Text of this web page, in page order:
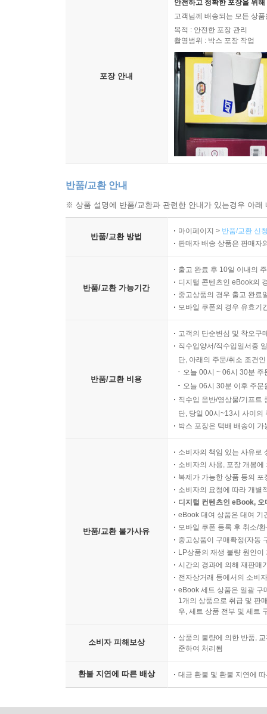
포장 안내
안전하고 정확한 포장을 위
고객님께 배송되는 모든 상
목적 : 안전한 포장 관리
촬영범위 : 박스 포장 작업
반품/교환 안내
※ 상품 설명에 반품/교환과 관련한 안내가 있는경우 아
반품/교환 방법
마이페이지 > 반품/교환 신
판매자 배송 상품은 판매자
반품/교환 가능기간
출고 완료 후 10일 이내의
디지털 콘텐츠인 eBook의
중고상품의 경우 출고 완료
모바일 쿠폰의 경우 유효기
반품/교환 비용
고객의 단순변심 및 착오구
직수입양서/직수입일서중
단, 아래의 주문/취소 조건
오늘 00시 ~ 06시 30분
오늘 06시 30분 이후 주
직수입 음반/영상물/기프트
단, 당일 00시~13시 사이의
박스 포장은 택배 배송이
반품/교환 불가사유
소비자의 책임 있는 사유로
소비자의 사용, 포장 개봉
복제가 가능한 상품 등의
소비자의 요청에 따라 개별
디지털 컨텐츠인 eBook,
eBook 대여 상품은 대여 기
모바일 쿠폰 등록 후 취소/
중고상품이 구매확정(자동
LP상품의 재생 불량 원인
시간의 경과에 의해 재판매
전자상거래 등에서의 소비
eBook 세트 상품은 일괄 구
1개의 상품으로 취급 및 판
우, 세트 상품 전부 및 세트
소비자 피해보상
상품의 불량에 의한 반품,
준하여 처리됨
환불 지연에 따른 배상 대금 환불 및 환불 지연에